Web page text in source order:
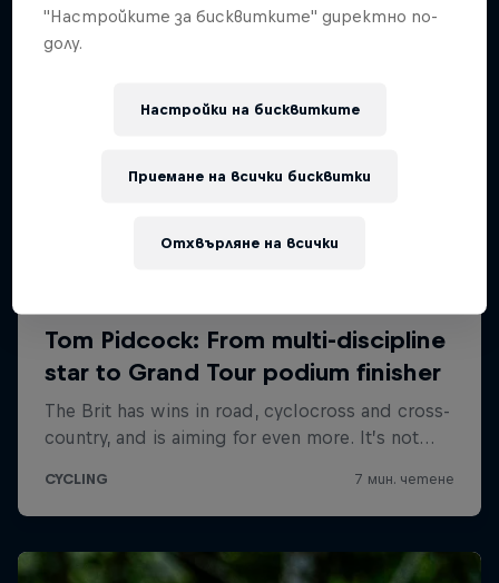
"Настройките за бисквитките" директно по-
долу.
Настройки на бисквитките
Отхвърляне на всички
Приемане на всички бисквитки